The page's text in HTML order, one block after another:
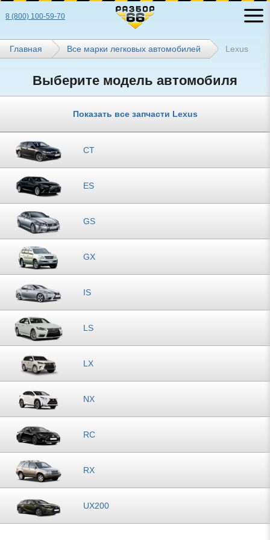
8 (800) 100-59-70
Главная Все марки легковых автомобилей Lexus
Выберите модель автомобиля
Показать все запчасти Lexus
CT
ES
GS
GX
IS
LS
LX
NX
RC
RX
UX200